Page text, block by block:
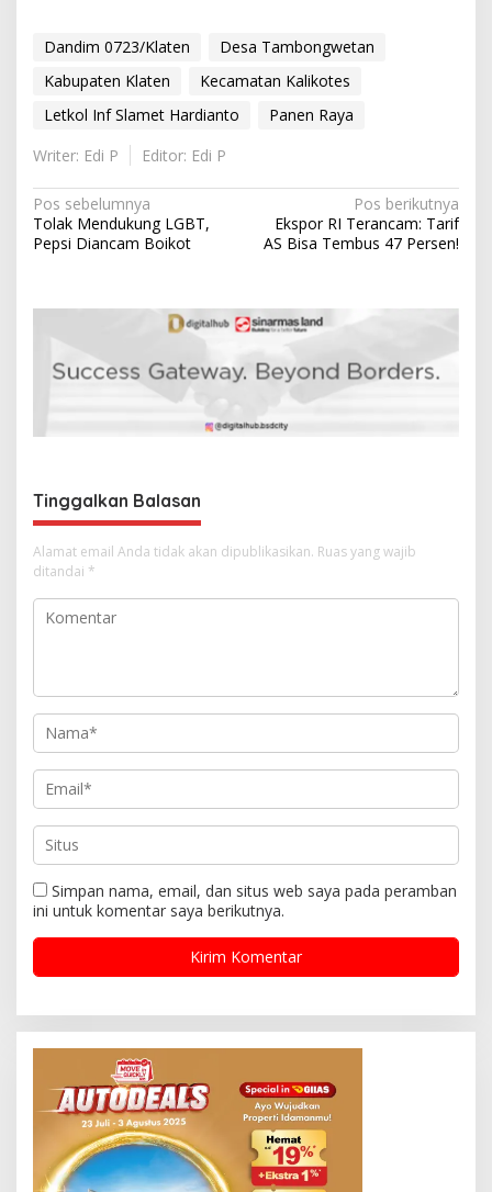
Dandim 0723/Klaten
Desa Tambongwetan
Kabupaten Klaten
Kecamatan Kalikotes
Letkol Inf Slamet Hardianto
Panen Raya
Writer: Edi P
Editor: Edi P
N
a
i
o
s
Pos sebelumnya
Tolak Mendukung LGBT,
Pepsi Diancam Boikot
Pos berikutnya
Ekspor RI Terancam: Tarif
AS Bisa Tembus 47 Persen!
Tinggalkan Balasan
Alamat email Anda tidak akan dipublikasikan. Ruas yang wajib
ditandai *
Simpan nama, email, dan situs web saya pada peramban
ini untuk komentar saya berikutnya.